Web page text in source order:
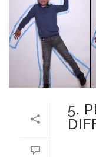
5.